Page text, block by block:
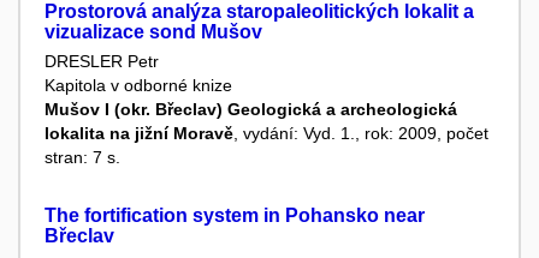
Prostorová analýza staropaleolitických lokalit a
vizualizace sond Mušov
DRESLER Petr
Kapitola v odborné knize
Mušov I (okr. Břeclav) Geologická a archeologická
lokalita na jižní Moravě, vydání: Vyd. 1., rok: 2009, počet
stran: 7 s.
The fortification system in Pohansko near
Břeclav